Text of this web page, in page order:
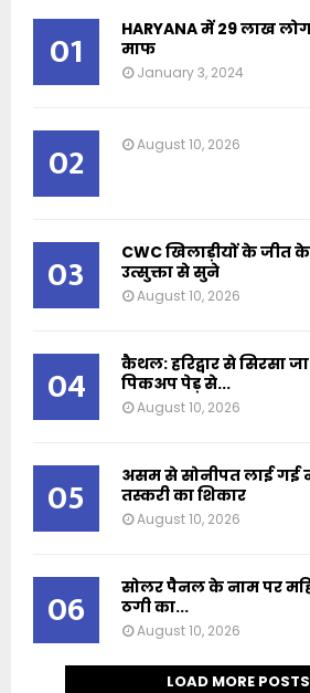
01
HARYANA में 29 लाख
माफ
January 3, 2024
02 August 10, 2026
03
CWC खिलाड़ीयों के जीत
उत्सुक्ता से सुने
August 10, 2026
04
कैथल: हरिद्वार से सिरसा
पिकअप पेड़ से...
August 10, 2026
05
असम से सोनीपत लाई गई
तस्करी का शिकार
August 10, 2026
06
सोलर पैनल के नाम पर
ठगी का...
August 10, 2026
LOAD MORE POSTS